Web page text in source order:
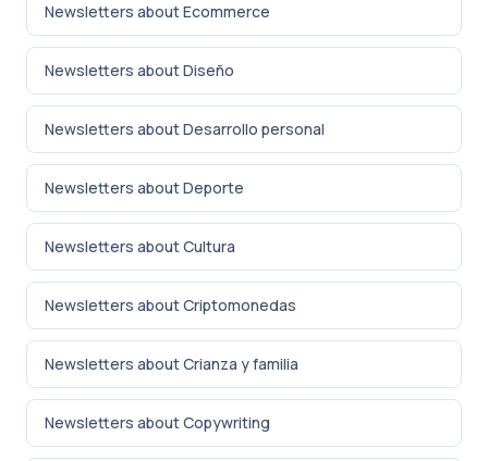
Newsletters about Ecommerce
Newsletters about Diseño
Newsletters about Desarrollo personal
Newsletters about Deporte
Newsletters about Cultura
Newsletters about Criptomonedas
Newsletters about Crianza y familia
Newsletters about Copywriting